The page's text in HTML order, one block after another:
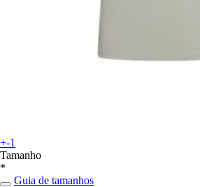
+-1
Tamanho
*
Guia de tamanhos